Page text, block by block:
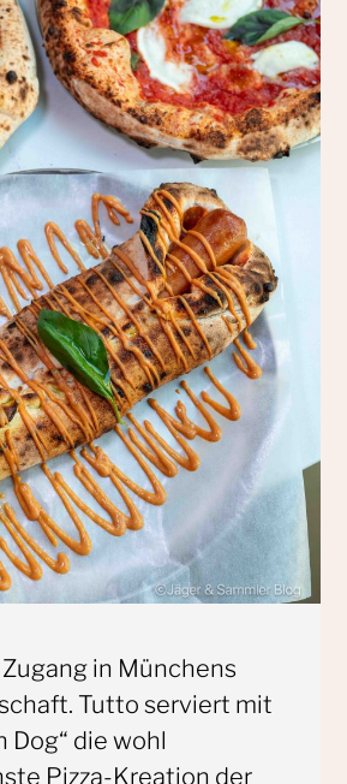
in Münchens
Tutto serviert mit
Dog“ die wohl
Pizza-Kreation der